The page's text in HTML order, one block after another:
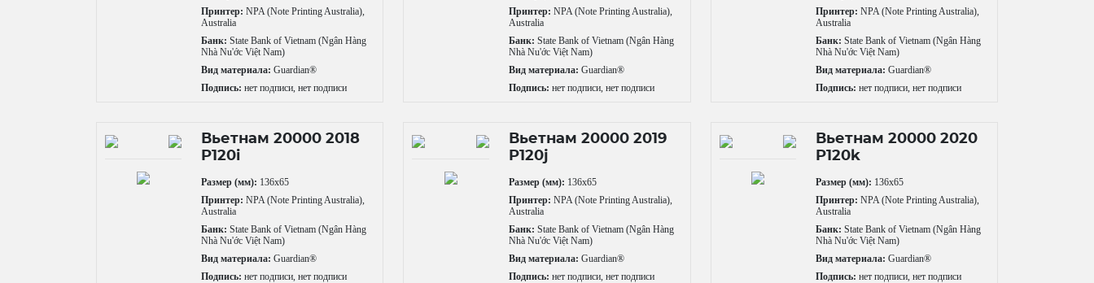
Принтер: NPA (Note Printing Australia),
Australia
Банк: State Bank of Vietnam (Ngân Hàng
Nhà Nu'ớc Việt Nam)
Вид материала: Guardian®
Подпись: нет подписи, нет подписи
Принтер: NPA (Note Printing Australia),
Australia
Банк: State Bank of Vietnam (Ngân Hàng
Nhà Nu'ớc Việt Nam)
Вид материала: Guardian®
Подпись: нет подписи, нет подписи
Принтер: NPA (Note Printing Australia),
Australia
Банк: State Bank of Vietnam (Ngân Hàng
Nhà Nu'ớc Việt Nam)
Вид материала: Guardian®
Подпись: нет подписи, нет подписи
Вьетнам 20000 2018
P120i
Размер (мм): 136x65
Принтер: NPA (Note Printing Australia),
Australia
Банк: State Bank of Vietnam (Ngân Hàng
Nhà Nu'ớc Việt Nam)
Вид материала: Guardian®
Подпись: нет подписи, нет подписи
Вьетнам 20000 2019
P120j
Размер (мм): 136x65
Принтер: NPA (Note Printing Australia),
Australia
Банк: State Bank of Vietnam (Ngân Hàng
Nhà Nu'ớc Việt Nam)
Вид материала: Guardian®
Подпись: нет подписи, нет подписи
Вьетнам 20000 2020
P120k
Размер (мм): 136x65
Принтер: NPA (Note Printing Australia),
Australia
Банк: State Bank of Vietnam (Ngân Hàng
Nhà Nu'ớc Việt Nam)
Вид материала: Guardian®
Подпись: нет подписи, нет подписи